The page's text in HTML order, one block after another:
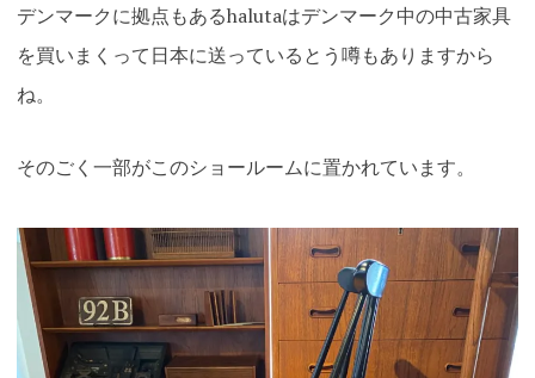
デンマークに拠点もあるhalutaはデンマーク中の中古家具
を買いまくって日本に送っているとう噂もありますから
ね。
そのごく一部がこのショールームに置かれています。